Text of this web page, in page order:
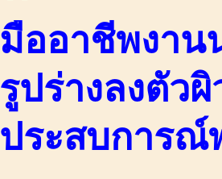
มืออาชีพงาน
รูปร่างลงตัว
ประสบการณ์